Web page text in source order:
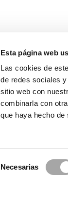
Esta página web
Las cookies de
de redes sociales
sitio web con
combinarla con
que haya hecho
Necesarias